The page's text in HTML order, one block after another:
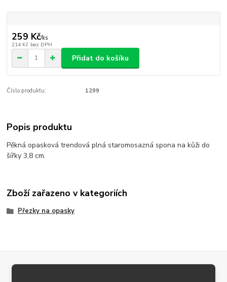
259 Kč/ks
214 Kč bez DPH
Přidat do košíku
Číslo produktu: 1299
Popis produktu
Pěkná opasková trendová plná staromosazná spona na kůži do
šířky 3,8 cm.
Zboží zařazeno v kategoriích
Přezky na opasky